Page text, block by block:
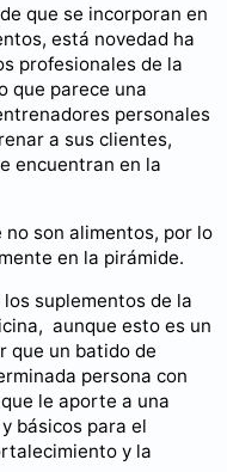
que se incorporan en
está novedad ha
profesionales de la
que parece una
personales
a sus clientes,
encuentran en la
no son alimentos, por lo
en la pirámide.
suplementos de la
aunque esto es un
que un batido de
persona con
le aporte a una
básicos para el
y la